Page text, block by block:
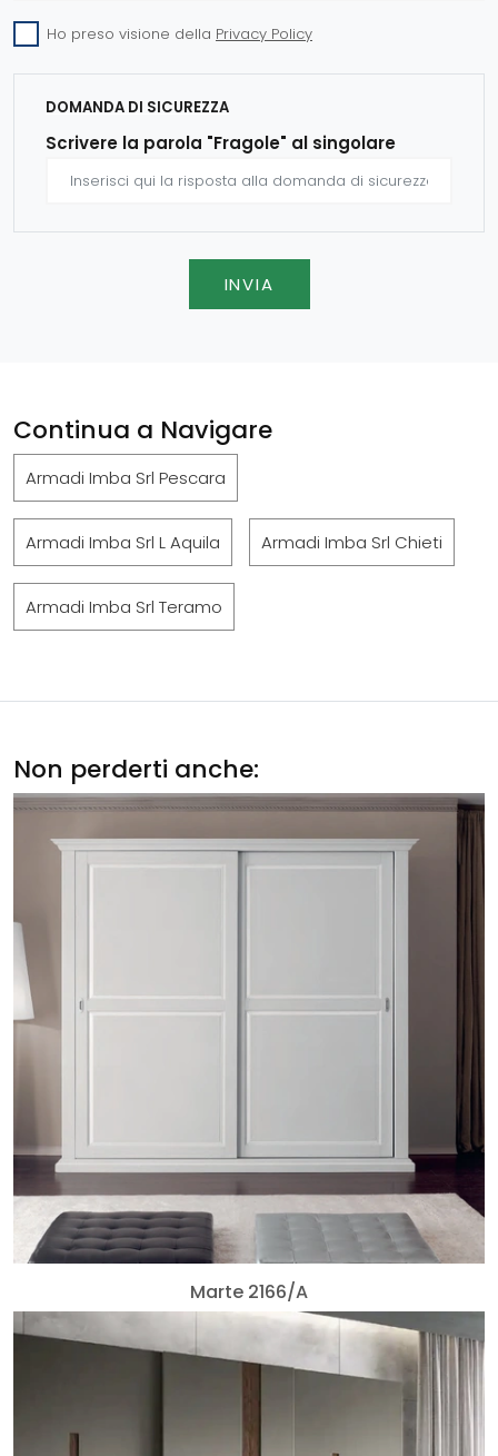
Ho preso visione della Privacy Policy
DOMANDA DI SICUREZZA
Scrivere la parola "Fragole" al singolare
INVIA
Continua a Navigare
Armadi Imba Srl Pescara
Armadi Imba Srl L Aquila Armadi Imba Srl Chieti
Armadi Imba Srl Teramo
Non perderti anche:
Marte 2166/A